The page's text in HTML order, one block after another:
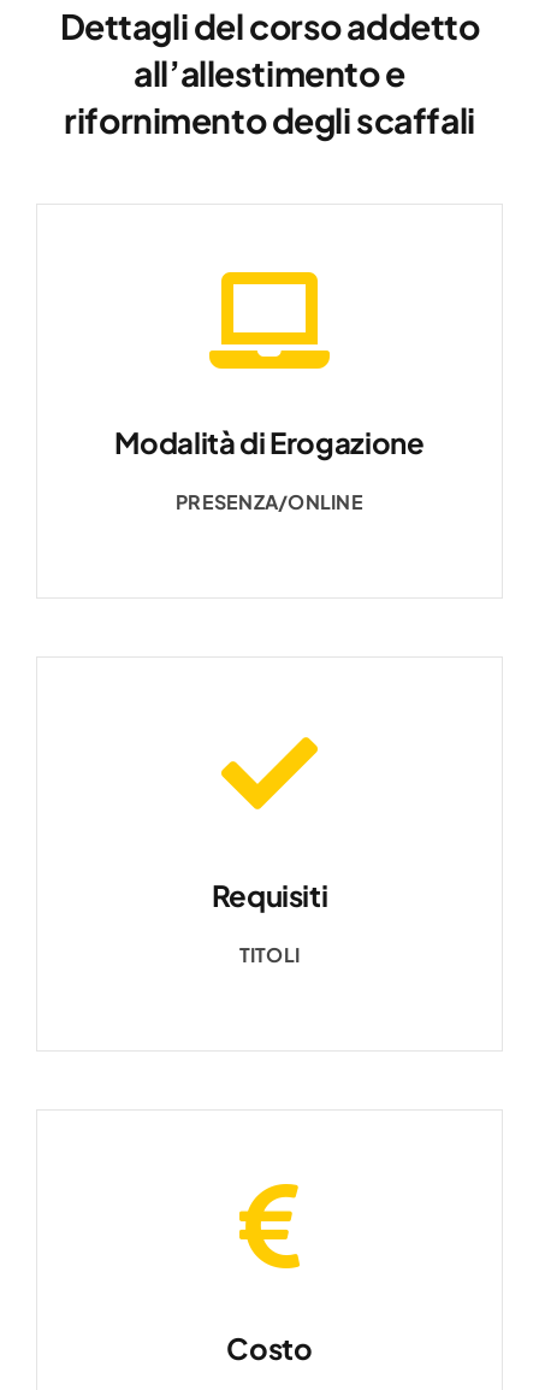
Dettagli del corso addetto
all’allestimento e
rifornimento degli scaffali
Modalità di Erogazione
PRESENZA/ONLINE
Requisiti
TITOLI
Costo